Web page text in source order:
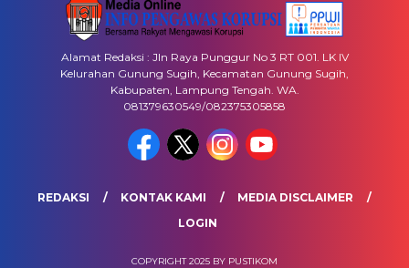
Alamat Redaksi : Jln Raya Punggur No 3 RT 001. LK IV
Kelurahan Gunung Sugih, Kecamatan Gunung Sugih,
Kabupaten, Lampung Tengah. WA.
081379630549/082375305858
REDAKSI KONTAK KAMI
MEDIA DISCLAIMER
LOGIN
COPYRIGHT 2025 BY PUSTIKOM